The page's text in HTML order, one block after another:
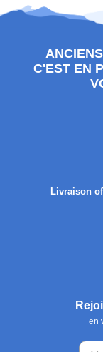
C'EST EN
Livraison
en